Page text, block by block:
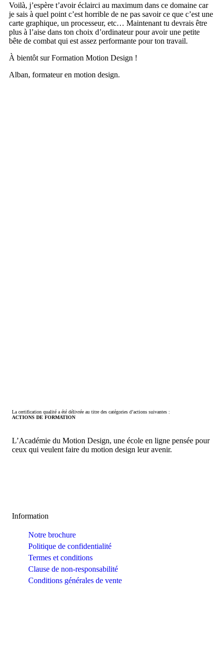
Voilà, j’espère t’avoir éclairci au maximum dans ce domaine car
je sais à quel point c’est horrible de ne pas savoir ce que c’est une
carte graphique, un processeur, etc… Maintenant tu devrais être
plus à l’aise dans ton choix d’ordinateur pour avoir une petite
bête de combat qui est assez performante pour ton travail.
À bientôt sur Formation Motion Design !
Alban, formateur en motion design.
La certification qualité a été délivrée au titre des catégories d’actions suivantes :
ACTIONS DE FORMATION
L’Académie du Motion Design, une école en ligne pensée pour
ceux qui veulent faire du motion design leur avenir.
Information
Notre brochure
Politique de confidentialité
Termes et conditions
Clause de non-responsabilité
Conditions générales de vente